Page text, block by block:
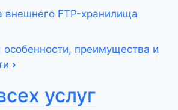
внешнего FTP-хранилища
особенности, преимущества и
›
услуг